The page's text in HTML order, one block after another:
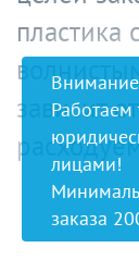
пластика
зависит
Работаем
лицами!
заказа